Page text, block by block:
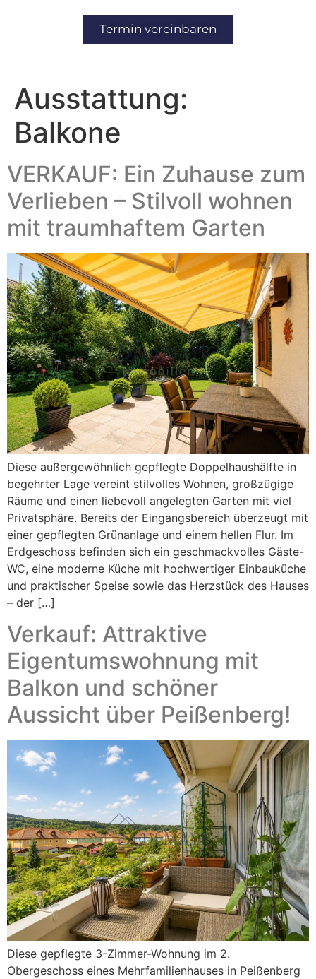
Termin vereinbaren
Ausstattung:
Balkone
VERKAUF: Ein Zuhause zum
Verlieben – Stilvoll wohnen
mit traumhaftem Garten
Diese außergewöhnlich gepflegte Doppelhaushälfte in
begehrter Lage vereint stilvolles Wohnen, großzügige
Räume und einen liebevoll angelegten Garten mit viel
Privatsphäre. Bereits der Eingangsbereich überzeugt mit
einer gepflegten Grünanlage und einem hellen Flur. Im
Erdgeschoss befinden sich ein geschmackvolles Gäste-
WC, eine moderne Küche mit hochwertiger Einbauküche
und praktischer Speise sowie das Herzstück des Hauses
– der […]
Verkauf: Attraktive
Eigentumswohnung mit
Balkon und schöner
Aussicht über Peißenberg!
Diese gepflegte 3-Zimmer-Wohnung im 2.
Obergeschoss eines Mehrfamilienhauses in Peißenberg